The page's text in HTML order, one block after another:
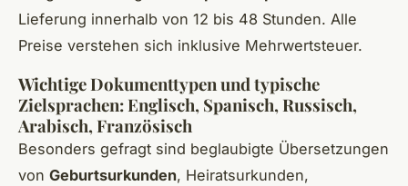
Lieferung innerhalb von 12 bis 48 Stunden. Alle
Preise verstehen sich inklusive Mehrwertsteuer.
Wichtige Dokumenttypen und typische
Zielsprachen: Englisch, Spanisch, Russisch,
Arabisch, Französisch
Besonders gefragt sind beglaubigte Übersetzungen
von Geburtsurkunden, Heiratsurkunden,